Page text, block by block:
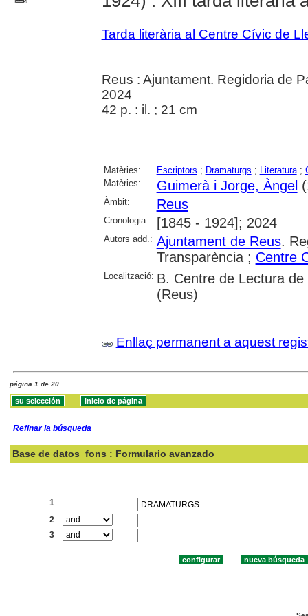
Tarda literària al Centre Cívic de
Reus : Ajuntament. Regidoria de
2024
42 p. : il. ; 21 cm
Matèries: Escriptors ; Dramaturgs ; Literatura;
Matèries:
Guimerà i Jorge, Àngel
Àmbit: Reus
Cronologia: [1845 - 1924]; 2024
Autors add.: Ajuntament de Reus.
Transparència ; Centre
Localització: B. Centre de Lectura
(Reus)
Enllaç permanent a aquest
página 1 de 20
Refinar la búsqueda
Base de datos fons : Formulario avanzado
1
2
3